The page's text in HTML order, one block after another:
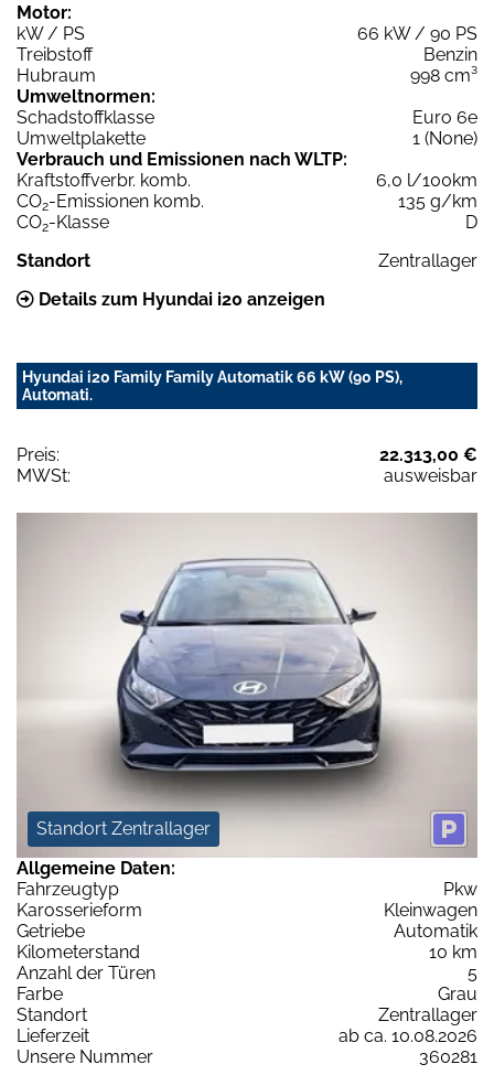
Motor:
kW / PS
66 kW / 90 PS
Treibstoff
Benzin
Hubraum
998 cm³
Umweltnormen:
Schadstoffklasse
Euro 6e
Umweltplakette
1 (None)
Verbrauch und Emissionen nach WLTP:
Kraftstoffverbr. komb.
6,0 l/100km
CO2-Emissionen komb.
135 g/km
CO2-Klasse
D
Standort
Zentrallager
Details zum Hyundai i20 anzeigen
Hyundai i20 Family Family Automatik 66 kW (90 PS),
Automati.
Preis:
22.313,00 €
MWSt:
ausweisbar
Standort Zentrallager
Allgemeine Daten:
Fahrzeugtyp
Pkw
Karosserieform
Kleinwagen
Getriebe
Automatik
Kilometerstand
10 km
Anzahl der Türen
5
Farbe
Grau
Standort
Zentrallager
Lieferzeit
ab ca. 10.08.2026
Unsere Nummer
360281